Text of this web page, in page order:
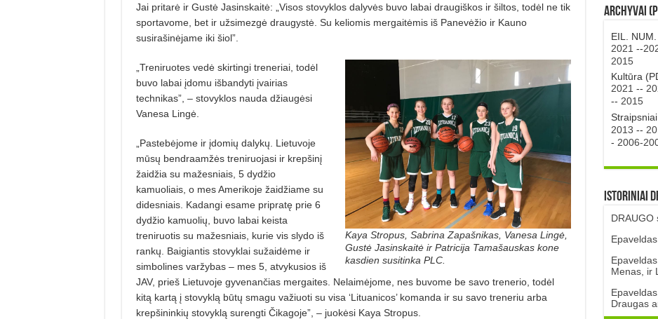
Jai pritarė ir Gustė Jasinskaitė: „Visos stovyklos dalyvės buvo labai draugiškos ir šiltos, todėl ne tik
sportavome, bet ir užsimezgė draugystė. Su keliomis mergaitėmis iš Panevėžio ir Kauno
susirašinėjame iki šiol”.
Kaya Stropus, Sabrina Zapašnikas, Vanesa Lingė,
Gustė Jasinskaitė ir Patricija Tamašauskas kone
kasdien susitinka PLC.
„Treniruotes vedė skirtingi tre­neriai, todėl
buvo labai įdomu išban­dyti įvairias
technikas”, – stovyklos nauda džiaugėsi
Vanesa Lingė.
„Pastebėjome ir įdomių dalykų. Lietuvoje
mūsų bendraamžės treni­ruojasi ir krepšinį
žaidžia su mažesniais, 5 dydžio
kamuoliais, o mes Amerikoje žaidžiame su
didesniais. Kadangi esame pripratę prie 6
dydžio kamuolių, buvo labai keista
treniruotis su mažesniais, kurie vis slydo iš
rankų. Baigiantis stovyklai sužaidė­me ir
simbolines varžybas – mes 5, atvykusios iš
JAV, prieš Lietuvoje gy­venančias mergaites. Nelaimėjome, nes buvome be savo trenerio, todėl
kitą kartą į stovyklą būtų smagu važiuoti su visa ‘Lituanicos’ komanda ir su savo treneriu arba
krep­ši­ninkių stovyklą surengti Čikagoje”, – juokėsi Kaya Stropus.
Archyvai
EIL.
2021 --
2015
Kultūra
2021 --
-- 2015
2013 --
- 2006-
Istoriniai
DRAUGO
Menas, ir
Draugas